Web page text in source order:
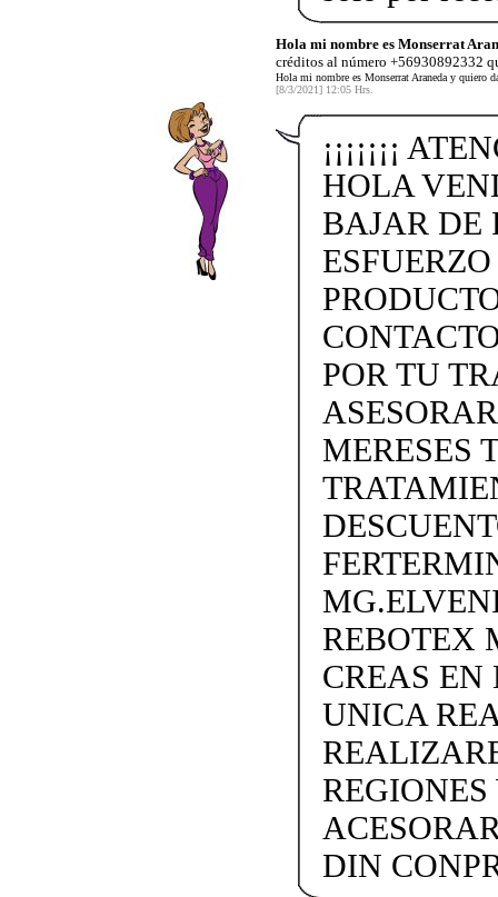
Hola mi nombre es Monserrat
créditos al número +56930892332
Hola mi nombre es Monserrat Araneda y quiero
[8/3/2021] 12:05 Hrs.
¡¡¡¡¡¡¡
HOLA
BAJAR DE
POR TU
MERESES
REBOTEX
CREAS EN
UNICA
REGIONES
DIN